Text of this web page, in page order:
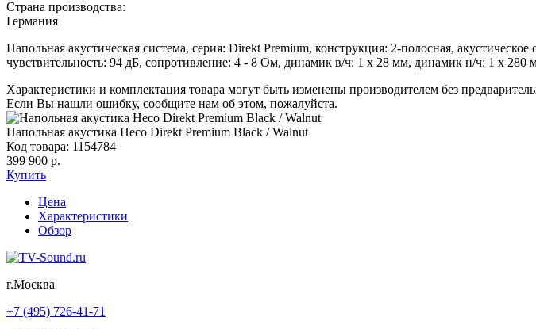
Страна производства:
Германия
Напольная акустическая система, серия: Direkt Premium, конструкция: 2-полосная,
чувствительность: 94 дБ, сопротивление: 4 - 8 Ом, динамик в/ч: 1 х 28 мм, динамик н/ч: 1 х 280
Характеристики и комплектация товара могут быть изменены производителем без
Если Вы нашли ошибку, сообщите нам об этом, пожалуйста.
Напольная акустика Heco Direkt Premium Black / Walnut
Код товара: 1154784
399 900 р.
Купить
Цена
Характеристики
Обзор
г.Москва
+7 (495) 726-41-71